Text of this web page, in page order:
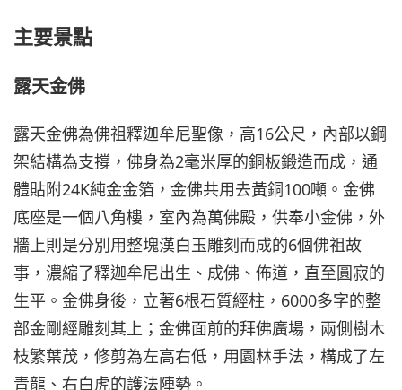
主要景點
露天金佛
露天金佛為佛祖釋迦牟尼聖像，高16公尺，內部以鋼
架結構為支撐，佛身為2毫米厚的銅板鍛造而成，通
體貼附24K純金金箔，金佛共用去黃銅100噸。金佛
底座是一個八角樓，室內為萬佛殿，供奉小金佛，外
牆上則是分別用整塊漢白玉雕刻而成的6個佛祖故
事，濃縮了釋迦牟尼出生、成佛、佈道，直至圓寂的
生平。金佛身後，立著6根石質經柱，6000多字的整
部金剛經雕刻其上；金佛面前的拜佛廣場，兩側樹木
枝繁葉茂，修剪為左高右低，用園林手法，構成了左
青龍、右白虎的護法陣勢。